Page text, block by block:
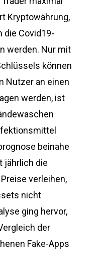
Kryptowährung,
die Covid19-
werden. Nur mit
können
Nutzer an einen
werden, ist
beinahe
jährlich die
verleihen,
nicht
ging hervor,
der
Fake-Apps